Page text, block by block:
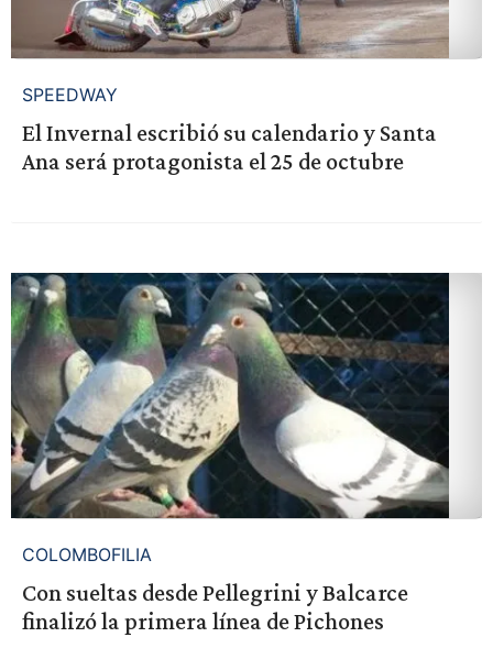
SPEEDWAY
El Invernal escribió su calendario y Santa
Ana será protagonista el 25 de octubre
COLOMBOFILIA
Con sueltas desde Pellegrini y Balcarce
finalizó la primera línea de Pichones